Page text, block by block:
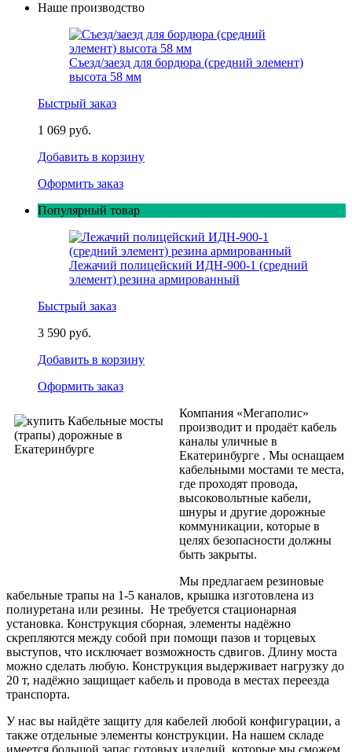
Наше производство
Съезд/заезд для бордюра (средний элемент)
высота 58 мм
Быстрый заказ
1 069 руб.
Добавить в корзину
Оформить заказ
Популярный товар
Лежачий полицейский ИДН-900-1 (средний
элемент) резина армированный
Быстрый заказ
3 590 руб.
Добавить в корзину
Оформить заказ
Компания «Мегаполис»
производит и продаёт кабель
каналы уличные в
Екатеринбурге . Мы оснащаем
кабельными мостами те места,
где проходят провода,
высоковольтные кабели,
шнуры и другие дорожные
коммуникации, которые в
целях безопасности должны
быть закрыты.
Мы предлагаем резиновые
кабельные трапы на 1-5 каналов, крышка изготовлена из
полиуретана или резины. Не требуется стационарная
установка. Конструкция сборная, элементы надёжно
скрепляются между собой при помощи пазов и торцевых
выступов, что исключает возможность сдвигов. Длину моста
можно сделать любую. Конструкция выдерживает нагрузку до
20 т, надёжно защищает кабель и провода в местах переезда
транспорта.
У нас вы найдёте защиту для кабелей любой конфигурации, а
также отдельные элементы конструкции. На нашем складе